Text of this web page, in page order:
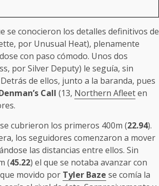
se conocieron los detalles definitivos de
por Unusual Heat), plenamente
con paso cómodo. Unos dos
por Silver Deputy) le seguía, sin
de ellos, junto a la baranda, pues
Call (13, Northern Afleeten
cubrieron los primeros 400m (22.94).
los seguidores comenzaron a mover
las distancias entre ellos. Sin
(45.22) el que se notaba avanzar con
movido por Tyler Baze se comía la